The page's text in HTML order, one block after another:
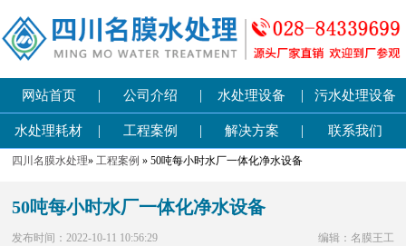
网站首页 | 公司介绍 | 水处理设备 | 污水处理设备
水处理耗材 | 工程案例 | 解决方案 | 联系我们
四川名膜水处理»工程案例 » 50吨每小时水厂一体化净水设备
50吨每小时水厂一体化净水设备
发布时间：2022-10-11 10:56:29 编辑：名膜王工